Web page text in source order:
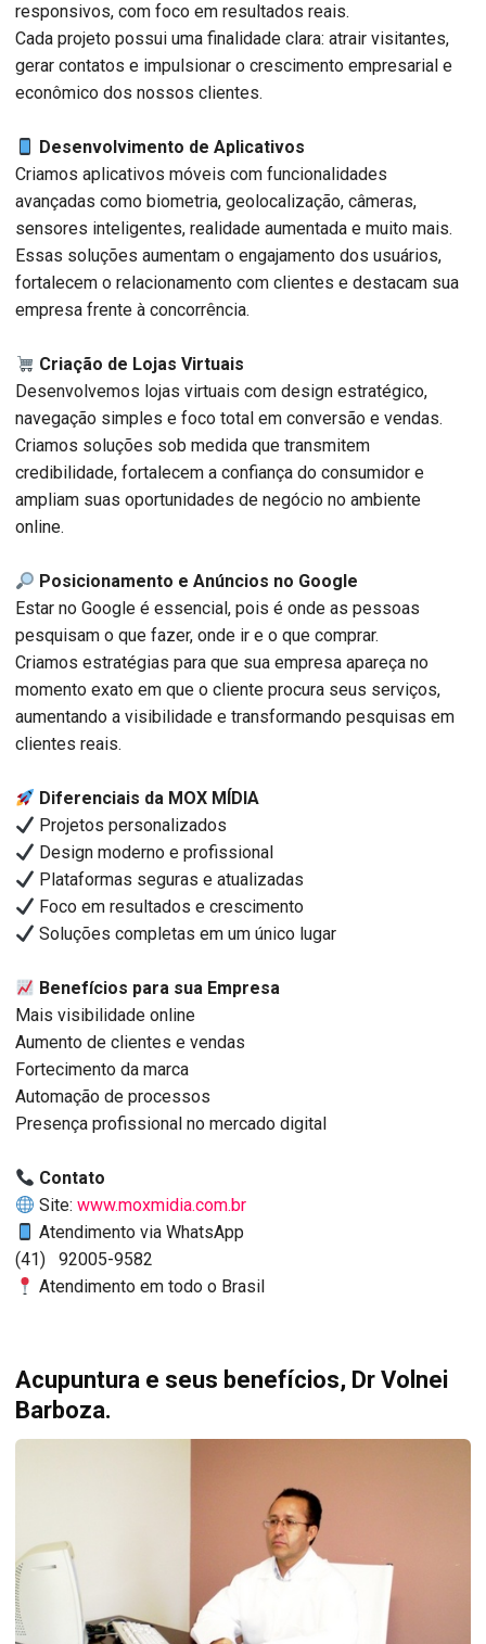
responsivos, com foco em resultados reais.
Cada projeto possui uma finalidade clara: atrair visitantes,
gerar contatos e impulsionar o crescimento empresarial e
econômico dos nossos clientes.
Desenvolvimento de Aplicativos
Criamos aplicativos móveis com funcionalidades
avançadas como biometria, geolocalização, câmeras,
sensores inteligentes, realidade aumentada e muito mais.
Essas soluções aumentam o engajamento dos usuários,
fortalecem o relacionamento com clientes e destacam sua
empresa frente à concorrência.
Criação de Lojas Virtuais
Desenvolvemos lojas virtuais com design estratégico,
navegação simples e foco total em conversão e vendas.
Criamos soluções sob medida que transmitem
credibilidade, fortalecem a confiança do consumidor e
ampliam suas oportunidades de negócio no ambiente
online.
Posicionamento e Anúncios no Google
Estar no Google é essencial, pois é onde as pessoas
pesquisam o que fazer, onde ir e o que comprar.
Criamos estratégias para que sua empresa apareça no
momento exato em que o cliente procura seus serviços,
aumentando a visibilidade e transformando pesquisas em
clientes reais.
Diferenciais da MOX MÍDIA
Projetos personalizados
Design moderno e profissional
Plataformas seguras e atualizadas
Foco em resultados e crescimento
Soluções completas em um único lugar
Benefícios para sua Empresa
Mais visibilidade online
Aumento de clientes e vendas
Fortecimento da marca
Automação de processos
Presença profissional no mercado digital
Contato
Site:www.moxmidia.com.br
Atendimento via WhatsApp
(41) 92005-9582
Atendimento em todo o Brasil
Acupuntura e seus benefícios, Dr Volnei
Barboza.